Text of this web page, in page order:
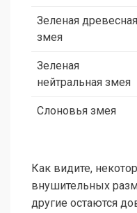
Зеленая древесная
змея
Зеленая
нейтральная змея
Слоновья змея
Как видите,
внушительных
другие остаются